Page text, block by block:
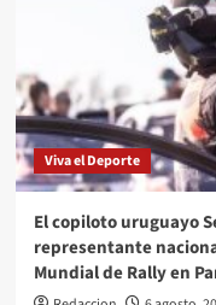
Viva el Deporte
El copiloto uruguayo
representante
Mundial de Rally en